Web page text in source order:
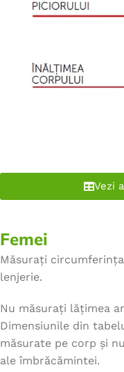
Vezi
Femei
Măsurați
lenjerie.
Nu măsurați lățimea
Dimensiunile din
măsurate pe corp și
ale îmbrăcămintei.